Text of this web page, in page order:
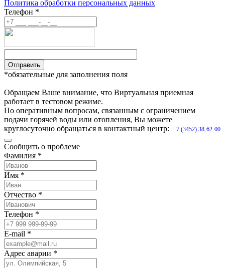
Политика обработки персональных данных
Телефон *
Отправить
*обязательные для заполнения поля
Обращаем Ваше внимание, что Виртуальная приемная
работает в тестовом режиме.
По оперативным вопросам, связанным с ограничением
подачи горячей воды или отопления, Вы можете
круглосуточно обращаться в контактный центр: + 7 (3452) 38-62-00
Сообщить о проблеме
Фамилия *
Имя *
Отчество *
Телефон *
E-mail *
Адрес аварии *